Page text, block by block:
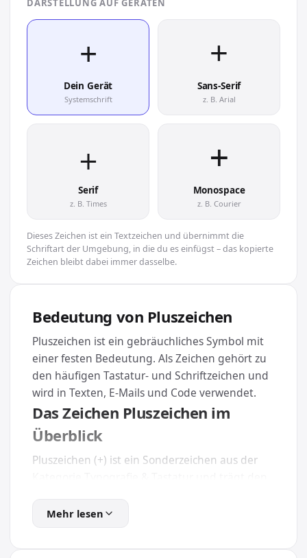
DARSTELLUNG AUF GERÄTEN
+︎
Dein Gerät
Systemschrift
+︎
Sans-Serif
z. B. Arial
+︎
Serif
z. B. Times
+︎
Monospace
z. B. Courier
Dieses Zeichen ist ein Textzeichen und übernimmt die
Schriftart der Umgebung, in die du es einfügst – das kopierte
Zeichen bleibt dabei immer dasselbe.
Bedeutung von Pluszeichen
Pluszeichen ist ein gebräuchliches Symbol mit
einer festen Bedeutung. Als Zeichen gehört zu
den häufigen Tastatur- und Schriftzeichen und
wird in Texten, E-Mails und Code verwendet.
Das Zeichen Pluszeichen im
Überblick
Pluszeichen (+) ist ein Sonderzeichen aus der
offiziellen Unicode-Standards ist, wird es auf
Mehr lesen